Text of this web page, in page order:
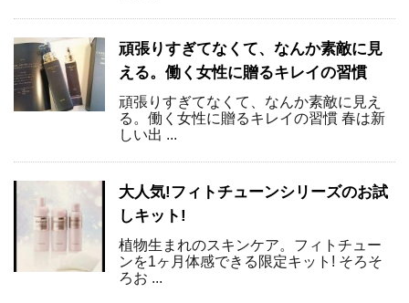
頑張りすぎてなくて、なんか素敵に見
える。働く女性に贈るキレイの習慣
頑張りすぎてなくて、なんか素敵に見え
る。働く女性に贈るキレイの習慣 春は新
しい出 ...
大人気!フィトチューンシリーズのお試
しキット!
植物生まれのスキンケア。フィトチュー
ンを1ヶ月体感できる限定キット! そろそ
ろお ...